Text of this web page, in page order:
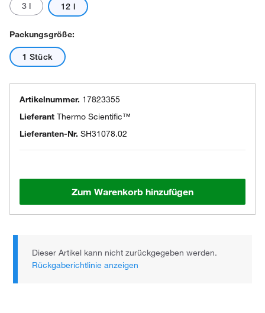
3 l 12 l
Packungsgröße:
1 Stück
Artikelnummer. 17823355
Lieferant Thermo Scientific™
Lieferanten-Nr. SH31078.02
Zum Warenkorb hinzufügen
Dieser Artikel kann nicht zurückgegeben werden.
Rückgaberichtlinie anzeigen